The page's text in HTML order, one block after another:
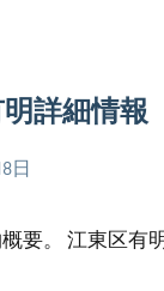
詳細情報
日
要。 江東区有